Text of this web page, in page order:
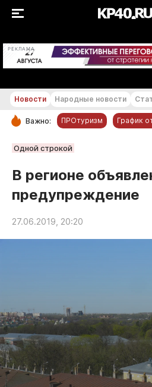
РЕКЛАМА
РУБРИКИ
Статьи
Народные новости
Авто и транспорт
Недвижимость и ЖКХ
Образование
Общество
Погода
Праздники
Новости Народные новости
Важно: ПРОтуризм График
Одной строкой
В регионе
предупреждение
27.06.2019, 20:20